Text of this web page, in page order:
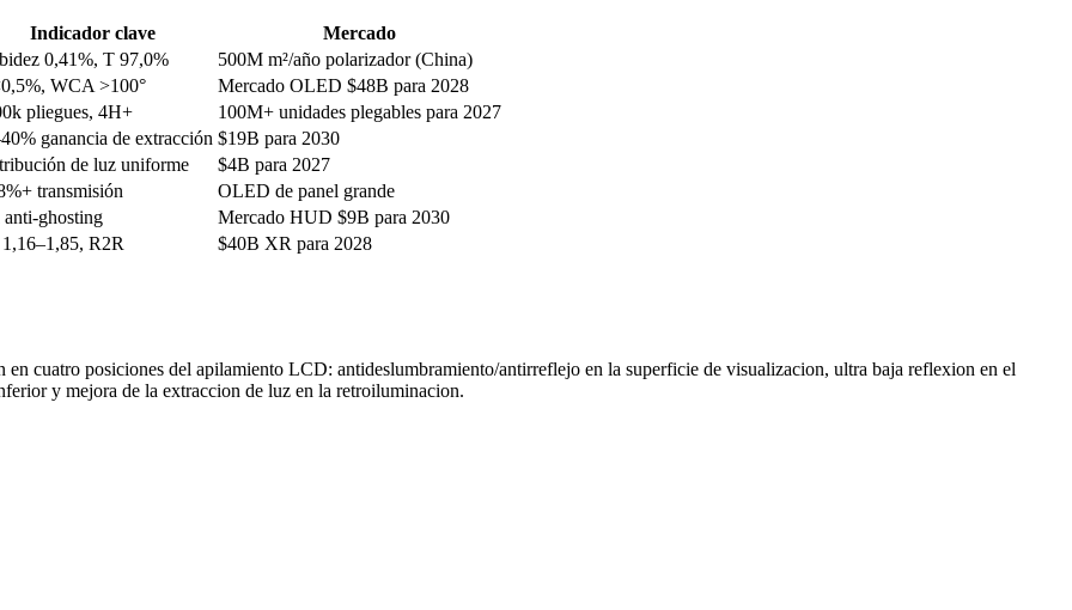
Indicador clave
Mercado
0,41%, T 97,0%
500M m²/año polarizador (China)
WCA >100°
Mercado OLED $48B para 2028
pliegues, 4H+
100M+ unidades plegables para 2027
ganancia de extracción $19B para 2030
de luz uniforme
$4B para 2027
transmisión
OLED de panel grande
ghosting
Mercado HUD $9B para 2030
R2R
$40B XR para 2028
cuatro posiciones del apilamiento LCD: antideslumbramiento/antirreflejo en la superficie de visualizacion, ultra baja reflexion en el
y mejora de la extraccion de luz en la retroiluminacion.